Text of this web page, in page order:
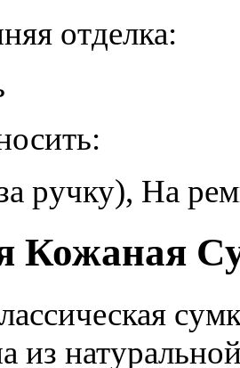
отделка:
ручку), На
Кожаная
из